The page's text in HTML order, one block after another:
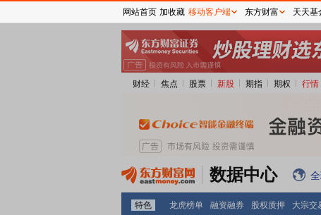
财经 焦点 股票 新股 期指 期权 行情
数据中心
特色 龙虎榜单 融资融券 股权质押 大宗交
网站首页 加收藏 移动客户端 东方财富 天天基